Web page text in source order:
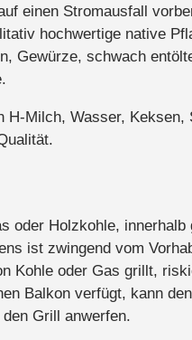
einen Stromausfall
hochwertige native
Gewürze, schwach
Milch, Wasser,
oder Holzkohle,
ist zwingend vom
Kohle oder Gas grillt,
Balkon verfügt, kann
Grill anwerfen.